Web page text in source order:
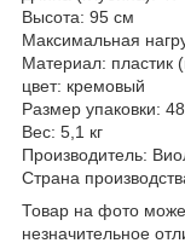
Высота: 95 см
Максимальная
Материал: пластик
цвет: кремовый
Размер упаковки:
Вес: 5,1 кг
Производитель:
Страна
Товар на фото
незначительное